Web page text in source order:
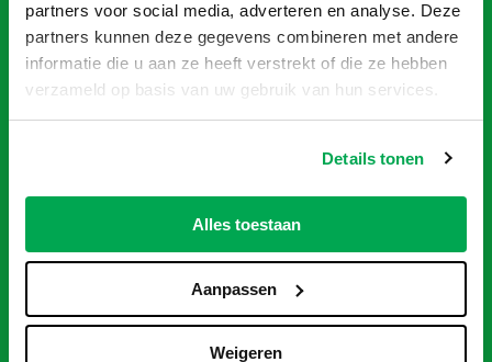
partners voor social media, adverteren en analyse. Deze
partners kunnen deze gegevens combineren met andere
informatie die u aan ze heeft verstrekt of die ze hebben
verzameld op basis van uw gebruik van hun services.
Details tonen
Alles toestaan
Aanpassen
Weigeren
Schoon Puincontainer 15m³